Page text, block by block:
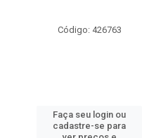
Código: 426763
Faça seu login ou
cadastre-se para